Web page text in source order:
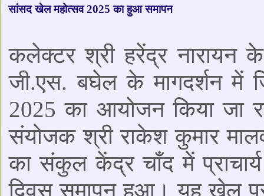
सांसद खेल महोत्सव 2025 का हुआ समापन
कलेक्टर श्री हरेंद्र नारायन के
जी.एस. बघेल के मागदर्शन में
2025 का आयोजन किया जा
संयोजक श्री राकेश कुमार
का संकुल केंद्र चाँद में
दिवस समापन हुआ। यह खेल